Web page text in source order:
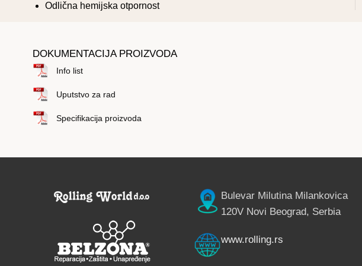
Odlična hemijska otpornost
DOKUMENTACIJA PROIZVODA
Info list
Uputstvo za rad
Specifikacija proizvoda
Bulevar Milutina Milankovica
120V Novi Beograd, Serbia
www.rolling.rs